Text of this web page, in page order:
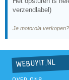
verzendlabel)
Je motorola
WEBUYIT.NL